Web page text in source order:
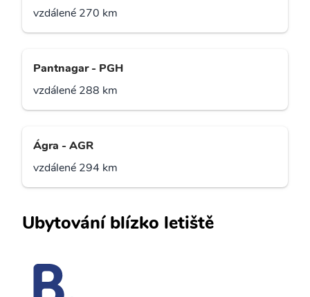
vzdálené 270 km
Pantnagar - PGH
vzdálené 288 km
Ágra - AGR
vzdálené 294 km
Ubytování blízko letiště